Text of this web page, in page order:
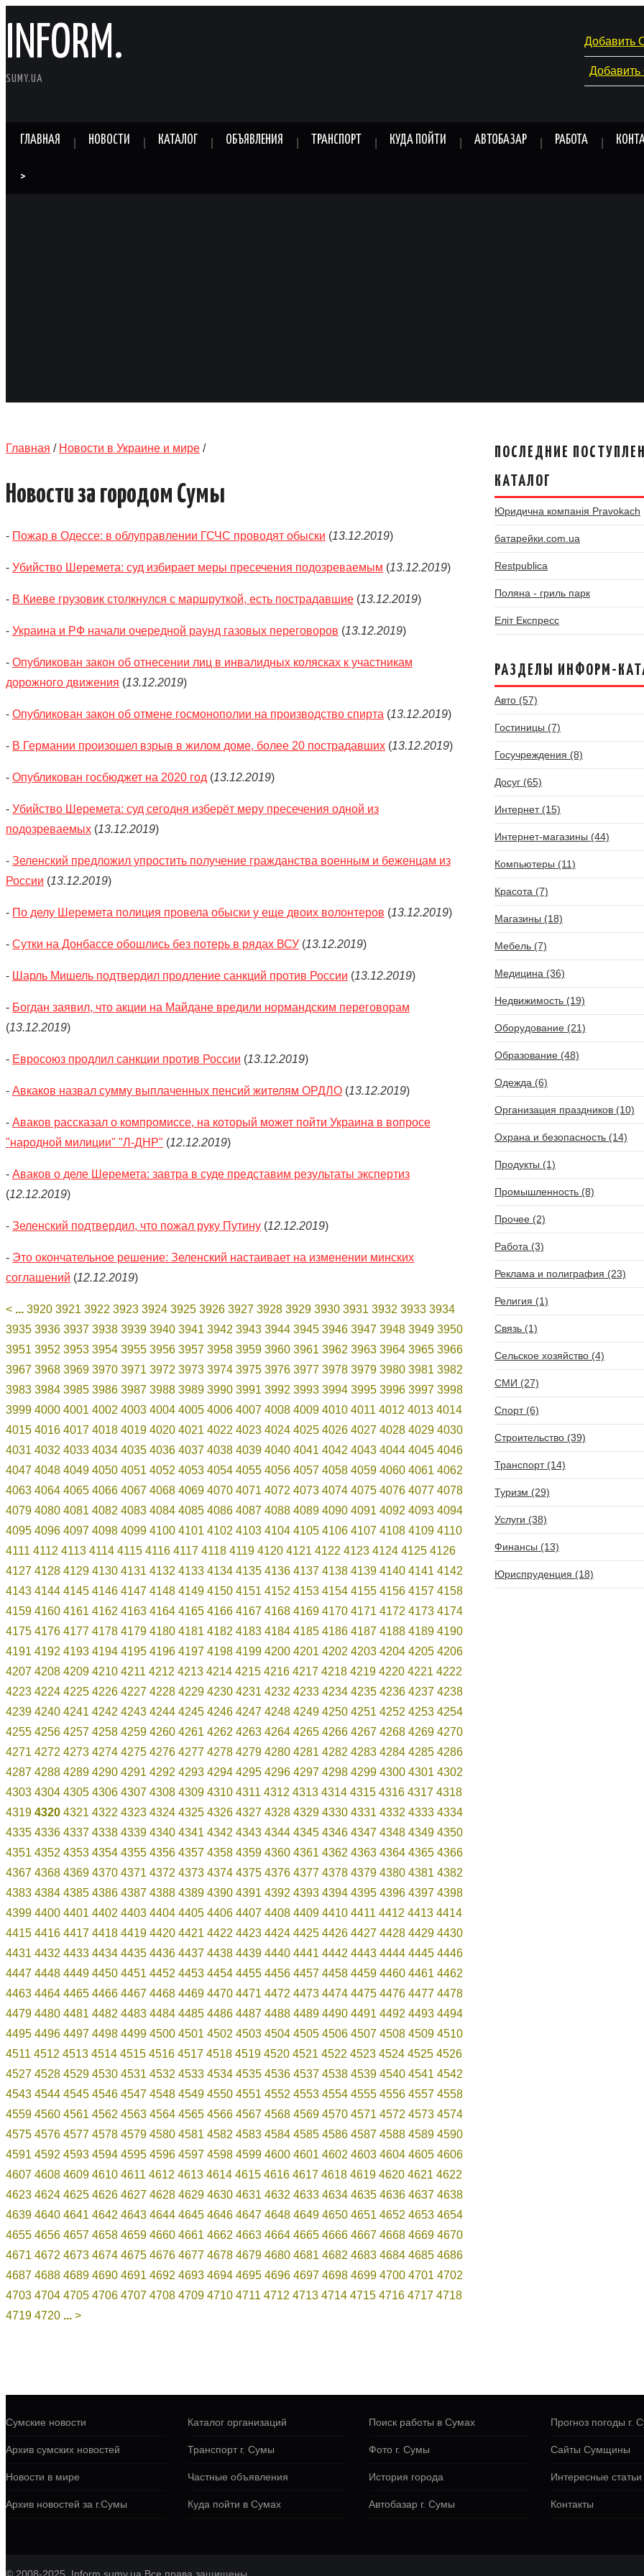
INFORM.
SUMY.UA
Добавить
ГЛАВНАЯ НОВОСТИ КАТАЛОГ ОБЪЯВЛЕНИЯ ТРАНСПОРТ КУДА ПОЙТИ АВТОБАЗАР РАБОТА
>
Главная / Новости в Украине и мире /
Новости за городом Сумы
- Пожар в Одессе: в облуправлении ГСЧС проводят обыски (13.12.2019)
- Убийство Шеремета: суд избирает меры пресечения подозреваемым (13.12.2019)
- В Киеве грузовик столкнулся с маршруткой, есть пострадавшие (13.12.2019)
- Украина и РФ начали очередной раунд газовых переговоров (13.12.2019)
- Опубликован закон об отнесении лиц в инвалидных колясках к участникам
дорожного движения (13.12.2019)
- Опубликован закон об отмене госмонополии на производство спирта (13.12.2019)
- В Германии произошел взрыв в жилом доме, более 20 пострадавших (13.12.2019)
- Опубликован госбюджет на 2020 год (13.12.2019)
- Убийство Шеремета: суд сегодня изберёт меру пресечения одной из
подозреваемых (13.12.2019)
- Зеленский предложил упростить получение гражданства военным и беженцам из
России (13.12.2019)
- По делу Шеремета полиция провела обыски у еще двоих волонтеров (13.12.2019)
- Сутки на Донбассе обошлись без потерь в рядах ВСУ (13.12.2019)
- Шарль Мишель подтвердил продление санкций против России (13.12.2019)
- Богдан заявил, что акции на Майдане вредили нормандским переговорам
(13.12.2019)
- Евросоюз продлил санкции против России (13.12.2019)
- Авкаков назвал сумму выплаченных пенсий жителям ОРДЛО (13.12.2019)
- Аваков рассказал о компромиссе, на который может пойти Украина в вопросе
"народной милиции" "Л-ДНР" (12.12.2019)
- Аваков о деле Шеремета: завтра в суде представим результаты экспертиз
(12.12.2019)
- Зеленский подтвердил, что пожал руку Путину (12.12.2019)
- Это окончательное решение: Зеленский настаивает на изменении минских
соглашений (12.12.2019)
< ... 3920 3921 3922 3923 3924 3925 3926 3927 3928 3929 3930 3931 3932 3933 3934
3935 3936 3937 3938 3939 3940 3941 3942 3943 3944 3945 3946 3947 3948 3949 3950
3951 3952 3953 3954 3955 3956 3957 3958 3959 3960 3961 3962 3963 3964 3965 3966
3967 3968 3969 3970 3971 3972 3973 3974 3975 3976 3977 3978 3979 3980 3981 3982
3983 3984 3985 3986 3987 3988 3989 3990 3991 3992 3993 3994 3995 3996 3997 3998
3999 4000 4001 4002 4003 4004 4005 4006 4007 4008 4009 4010 4011 4012 4013 4014
4015 4016 4017 4018 4019 4020 4021 4022 4023 4024 4025 4026 4027 4028 4029 4030
4031 4032 4033 4034 4035 4036 4037 4038 4039 4040 4041 4042 4043 4044 4045 4046
4047 4048 4049 4050 4051 4052 4053 4054 4055 4056 4057 4058 4059 4060 4061 4062
4063 4064 4065 4066 4067 4068 4069 4070 4071 4072 4073 4074 4075 4076 4077 4078
4079 4080 4081 4082 4083 4084 4085 4086 4087 4088 4089 4090 4091 4092 4093 4094
4095 4096 4097 4098 4099 4100 4101 4102 4103 4104 4105 4106 4107 4108 4109 4110
4111 4112 4113 4114 4115 4116 4117 4118 4119 4120 4121 4122 4123 4124 4125 4126
4127 4128 4129 4130 4131 4132 4133 4134 4135 4136 4137 4138 4139 4140 4141 4142
4143 4144 4145 4146 4147 4148 4149 4150 4151 4152 4153 4154 4155 4156 4157 4158
4159 4160 4161 4162 4163 4164 4165 4166 4167 4168 4169 4170 4171 4172 4173 4174
4175 4176 4177 4178 4179 4180 4181 4182 4183 4184 4185 4186 4187 4188 4189 4190
4191 4192 4193 4194 4195 4196 4197 4198 4199 4200 4201 4202 4203 4204 4205 4206
4207 4208 4209 4210 4211 4212 4213 4214 4215 4216 4217 4218 4219 4220 4221 4222
4223 4224 4225 4226 4227 4228 4229 4230 4231 4232 4233 4234 4235 4236 4237 4238
4239 4240 4241 4242 4243 4244 4245 4246 4247 4248 4249 4250 4251 4252 4253 4254
4255 4256 4257 4258 4259 4260 4261 4262 4263 4264 4265 4266 4267 4268 4269 4270
4271 4272 4273 4274 4275 4276 4277 4278 4279 4280 4281 4282 4283 4284 4285 4286
4287 4288 4289 4290 4291 4292 4293 4294 4295 4296 4297 4298 4299 4300 4301 4302
4303 4304 4305 4306 4307 4308 4309 4310 4311 4312 4313 4314 4315 4316 4317 4318
4319 4320 4321 4322 4323 4324 4325 4326 4327 4328 4329 4330 4331 4332 4333 4334
4335 4336 4337 4338 4339 4340 4341 4342 4343 4344 4345 4346 4347 4348 4349 4350
4351 4352 4353 4354 4355 4356 4357 4358 4359 4360 4361 4362 4363 4364 4365 4366
4367 4368 4369 4370 4371 4372 4373 4374 4375 4376 4377 4378 4379 4380 4381 4382
4383 4384 4385 4386 4387 4388 4389 4390 4391 4392 4393 4394 4395 4396 4397 4398
4399 4400 4401 4402 4403 4404 4405 4406 4407 4408 4409 4410 4411 4412 4413 4414
4415 4416 4417 4418 4419 4420 4421 4422 4423 4424 4425 4426 4427 4428 4429 4430
4431 4432 4433 4434 4435 4436 4437 4438 4439 4440 4441 4442 4443 4444 4445 4446
4447 4448 4449 4450 4451 4452 4453 4454 4455 4456 4457 4458 4459 4460 4461 4462
4463 4464 4465 4466 4467 4468 4469 4470 4471 4472 4473 4474 4475 4476 4477 4478
4479 4480 4481 4482 4483 4484 4485 4486 4487 4488 4489 4490 4491 4492 4493 4494
4495 4496 4497 4498 4499 4500 4501 4502 4503 4504 4505 4506 4507 4508 4509 4510
4511 4512 4513 4514 4515 4516 4517 4518 4519 4520 4521 4522 4523 4524 4525 4526
4527 4528 4529 4530 4531 4532 4533 4534 4535 4536 4537 4538 4539 4540 4541 4542
4543 4544 4545 4546 4547 4548 4549 4550 4551 4552 4553 4554 4555 4556 4557 4558
4559 4560 4561 4562 4563 4564 4565 4566 4567 4568 4569 4570 4571 4572 4573 4574
4575 4576 4577 4578 4579 4580 4581 4582 4583 4584 4585 4586 4587 4588 4589 4590
4591 4592 4593 4594 4595 4596 4597 4598 4599 4600 4601 4602 4603 4604 4605 4606
4607 4608 4609 4610 4611 4612 4613 4614 4615 4616 4617 4618 4619 4620 4621 4622
4623 4624 4625 4626 4627 4628 4629 4630 4631 4632 4633 4634 4635 4636 4637 4638
4639 4640 4641 4642 4643 4644 4645 4646 4647 4648 4649 4650 4651 4652 4653 4654
4655 4656 4657 4658 4659 4660 4661 4662 4663 4664 4665 4666 4667 4668 4669 4670
4671 4672 4673 4674 4675 4676 4677 4678 4679 4680 4681 4682 4683 4684 4685 4686
4687 4688 4689 4690 4691 4692 4693 4694 4695 4696 4697 4698 4699 4700 4701 4702
4703 4704 4705 4706 4707 4708 4709 4710 4711 4712 4713 4714 4715 4716 4717 4718
4719 4720 ... >
ПОСЛЕДНИЕ
КАТАЛОГ
Юридична компанія Pravokach
батарейки.com.ua
Restpublica
Поляна - гриль парк
Еліт Експресс
РАЗДЕЛЫ ИНФОРМ-
Авто (57)
Гостиницы (7)
Госучреждения (8)
Досуг (65)
Интернет (15)
Интернет-магазины (44)
Компьютеры (11)
Красота (7)
Магазины (18)
Мебель (7)
Медицина (36)
Недвижимость (19)
Оборудование (21)
Образование (48)
Одежда (6)
Организация праздников (10)
Охрана и безопасность (14)
Продукты (1)
Промышленность (8)
Прочее (2)
Работа (3)
Реклама и полиграфия (23)
Религия (1)
Связь (1)
Сельское хозяйство (4)
СМИ (27)
Спорт (6)
Строительство (39)
Транспорт (14)
Туризм (29)
Услуги (38)
Финансы (13)
Юриспруденция (18)
Сумские новости
Архив сумских новостей
Новости в мире
Архив новостей за г.Сумы
Каталог организаций
Транспорт г. Сумы
Частные объявления
Куда пойти в Сумах
Поиск работы в Сумах
Фото г. Сумы
История города
Автобазар г. Сумы
Прогноз погоды г.
Сайты Сумщины
Интересные статьи
Контакты